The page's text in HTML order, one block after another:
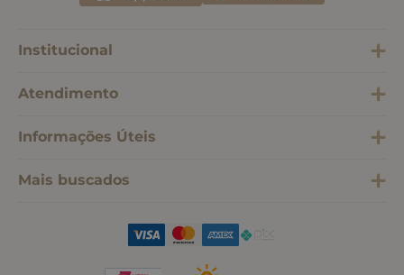
Institucional
Atendimento
Informações Úteis
Mais buscados